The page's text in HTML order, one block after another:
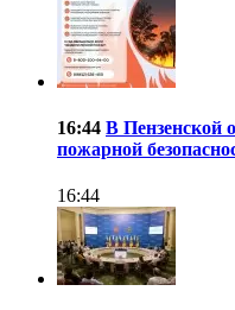
16:44 В Пензенской
пожарной
16:44